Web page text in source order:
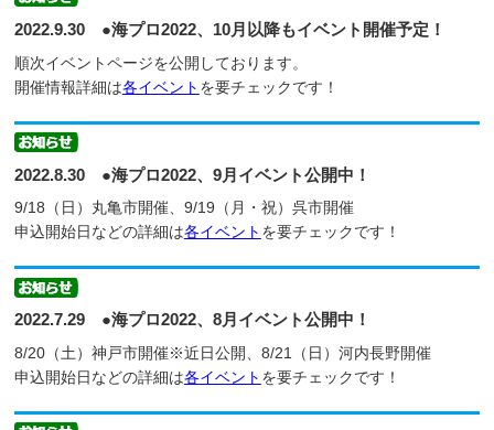
2022.9.30 ●海プロ2022、10月以降もイベント開催予定！
順次イベントページを公開しております。
開催情報詳細は各イベント を要チェックです！
2022.8.30 ●海プロ2022、9月イベント公開中！
9/18（日）丸亀市開催、9/19（月・祝）呉市開催
申込開始日などの詳細は各イベント を要チェックです！
2022.7.29 ●海プロ2022、8月イベント公開中！
8/20（土）神戸市開催※近日公開、8/21（日）河内長野開催
申込開始日などの詳細は各イベント を要チェックです！